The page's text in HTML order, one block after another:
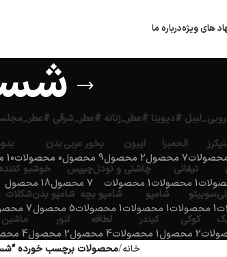
های ویژهدرباره ما
الحمبرا
7 محصول
ایبون
2 محصول
بخور عربی
9 محصول
بدن
0 محصولات
10 محصول
تیفانی
1 محصولات
چاشنی و نودل
1 محصولات
چیپس
7 محصول
خوشبو کننده
18 محصول
سوییتو
1 محصولات
شامپو
1 محصولات
شامپو بچه
1 محصولات
شامپو بدن
5 محصول
شکلات
7 محصول
کوکی
2 محصول
کیندر
1 محصولات
لطافه
4 محصول
لنور
2 محصول
4 محصول
خانه محصولات برچسب خورده